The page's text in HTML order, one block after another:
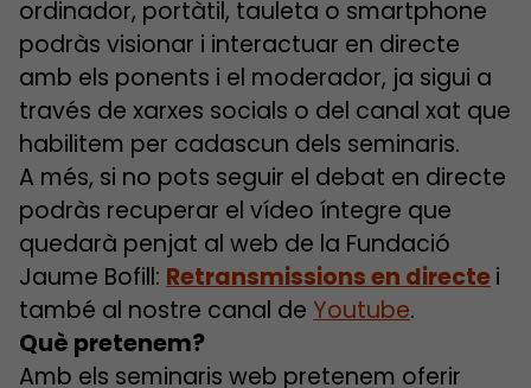
ordinador, portàtil, tauleta o smartphone
podràs visionar i interactuar en directe
amb els ponents i el moderador, ja sigui a
través de xarxes socials o del canal xat que
habilitem per cadascun dels seminaris.
A més, si no pots seguir el debat en directe
podràs recuperar el vídeo íntegre que
quedarà penjat al web de la Fundació
Jaume Bofill: Retransmissions en directei
també al nostre canal de Youtube.
Què pretenem?
Amb els seminaris web pretenem oferir